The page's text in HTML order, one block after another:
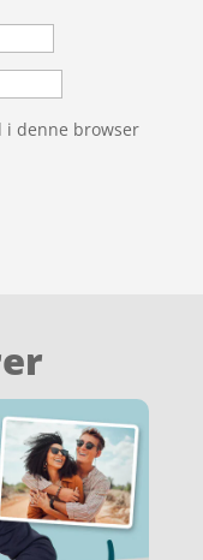
i denne browser